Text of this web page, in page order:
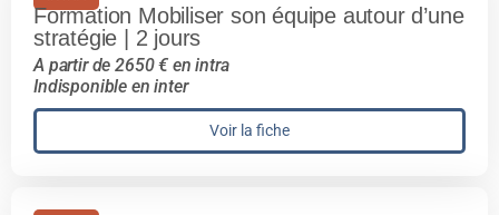
Formation Mobiliser son équipe autour d’une
stratégie | 2 jours
A partir de 2650 € en intra
Indisponible en inter
Voir la fiche